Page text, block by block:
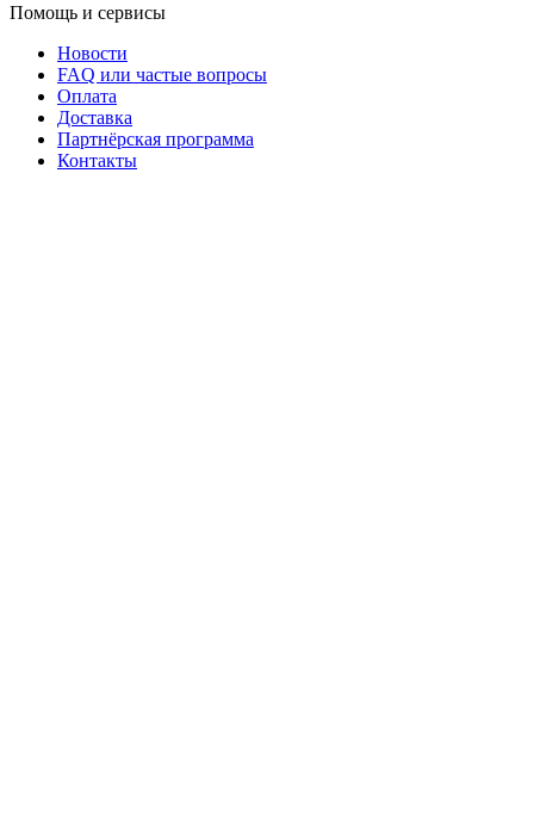
Помощь и сервисы
Новости
FAQ или частые вопросы
Оплата
Доставка
Партнёрская программа
Контакты